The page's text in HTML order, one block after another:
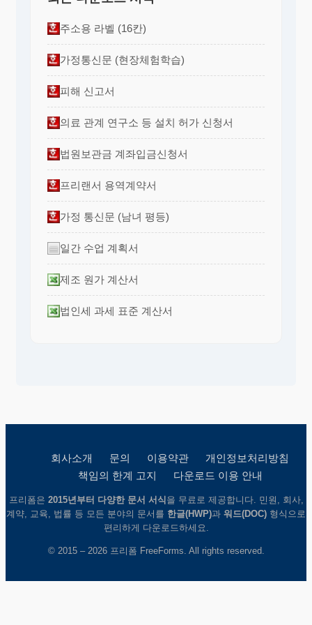
주소용 라벨 (16칸)
가정통신문 (현장체험학습)
피해 신고서
의료 관계 연구소 등 설치 허가 신청서
법원보관금 계좌입금신청서
프리랜서 용역계약서
가정 통신문 (남녀 평등)
일간 수업 계획서
제조 원가 계산서
법인세 과세 표준 계산서
회사소개 문의 이용약관
개인정보처리방침
책임의 한계 고지
다운로드 이용 안내
프리폼은 2015년부터 다양한 문서 서식 을 무료로 제공합니다. 민원, 회사,
계약, 교육, 법률 등 모든 분야의 문서를 한글(HWP)과 워드(DOC) 형식으로
편리하게 다운로드하세요.
© 2015 – 2026 프리폼 FreeForms. All rights reserved.